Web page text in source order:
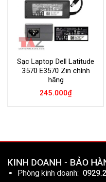
Sạc Laptop Dell Latitude
3570 E3570 Zin chính
hãng
245.000₫
KINH DOANH - BẢO
Phòng kinh doanh: